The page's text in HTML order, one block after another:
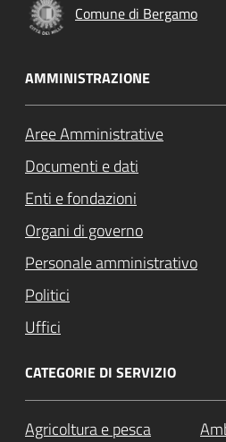
Comune di Bergamo
AMMINISTRAZIONE
Aree Amministrative
Documenti e dati
Enti e fondazioni
Organi di governo
Personale amministrativo
Politici
Uffici
CATEGORIE DI SERVIZIO
Agricoltura e pesca